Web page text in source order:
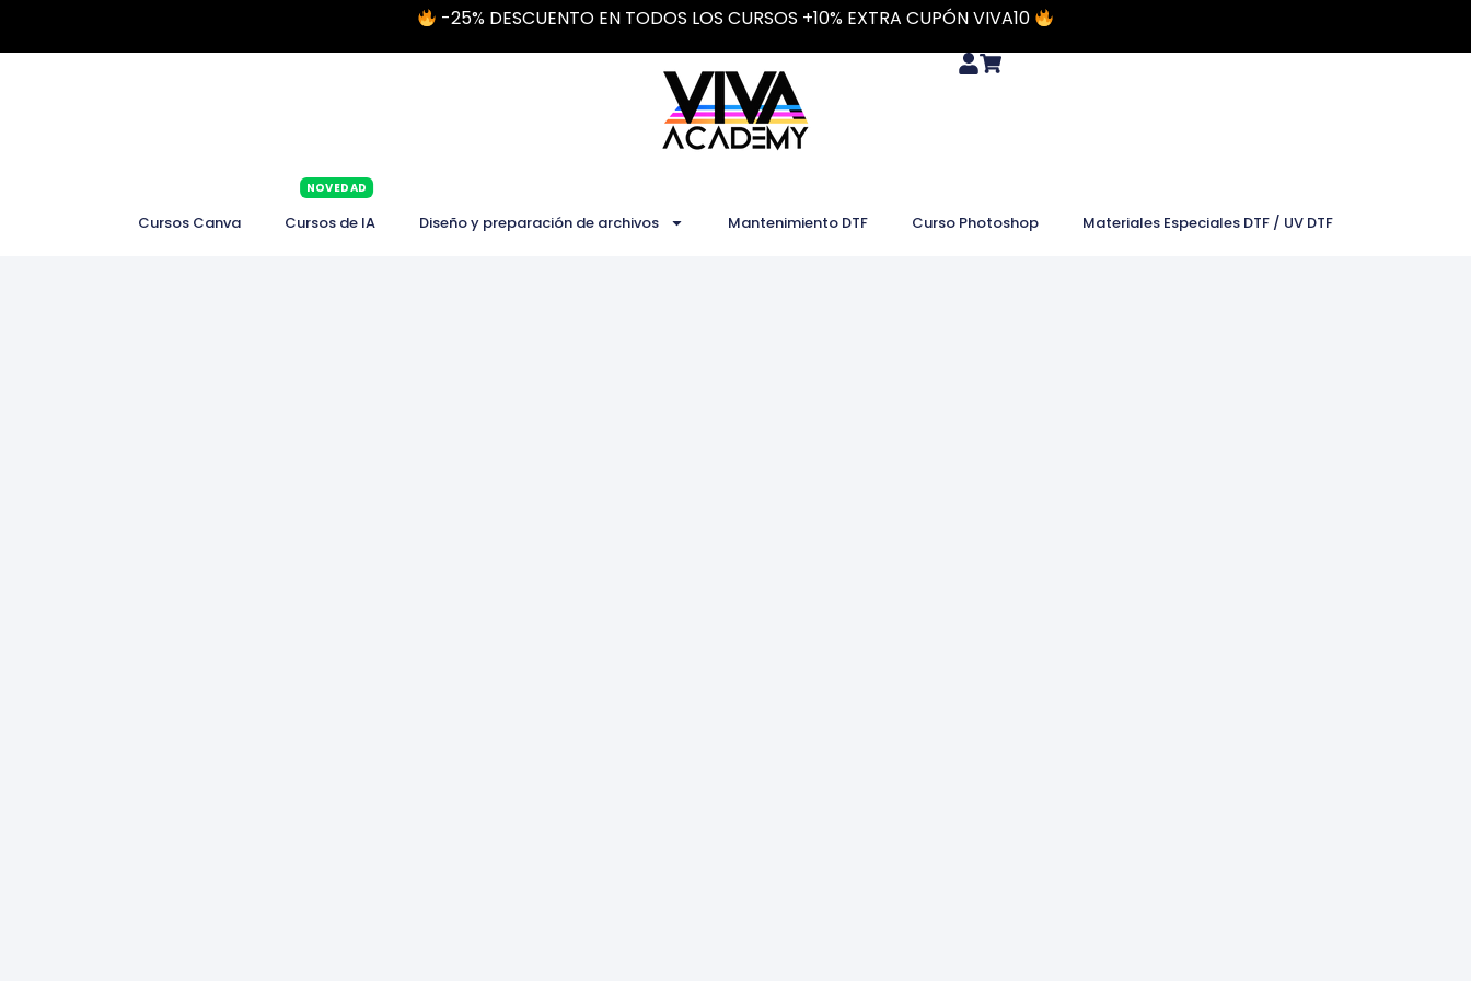
-25% DESCUENTO EN TODOS LOS CURSOS +10% EXTRA CUPÓN VIVA10
Cursos Canva Cursos de IA
NOVEDAD
Diseño y preparación de archivos Mantenimiento DTF Curso Photoshop Materiales Especiales DTF / UV DTF